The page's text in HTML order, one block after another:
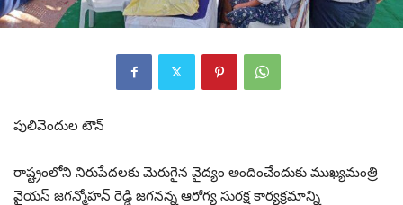
పులివెందుల టౌన్
రాష్ట్రంలోని నిరుపేదలకు మెరుగైన వైద్యం అందించేందుకు ముఖ్యమంత్రి
వైయస్ జగన్మోహన్ రెడ్డి జగనన్న ఆరోగ్య సురక్ష కార్యక్రమాన్ని